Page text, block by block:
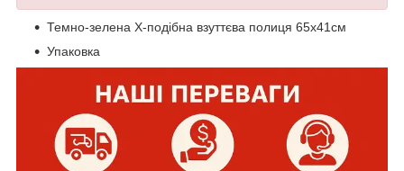
Темно-зелена Х-подібна взуттєва полиця 65х41см
Упаковка